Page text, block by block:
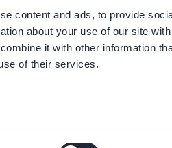
content and ads, to provide
about your use of our site
it with other information
of their services.